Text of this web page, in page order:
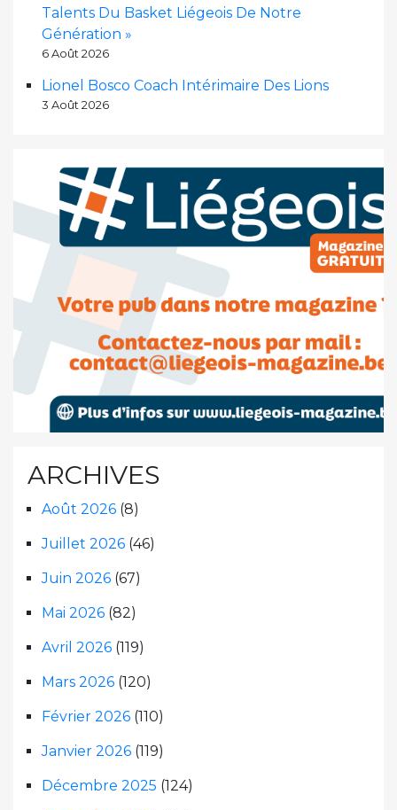
Talents Du Basket Liégeois De Notre
Génération »
6 Août 2026
Lionel Bosco Coach Intérimaire Des Lions
3 Août 2026
ARCHIVES
Août 2026 (8)
Juillet 2026 (46)
Juin 2026 (67)
Mai 2026 (82)
Avril 2026 (119)
Mars 2026 (120)
Février 2026 (110)
Janvier 2026 (119)
Décembre 2025 (124)